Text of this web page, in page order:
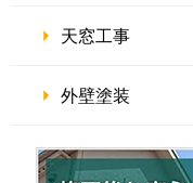
天窓工事
外壁塗装